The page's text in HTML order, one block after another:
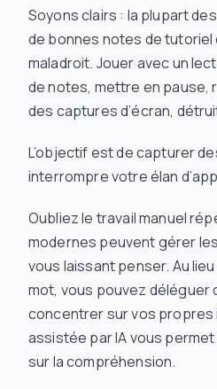
Soyons clairs : la plupart
de bonnes notes de
maladroit. Jouer avec un
de notes, mettre en pause,
des captures d’écran,
L’objectif est de capturer
interrompre votre élan
Oubliez le travail manuel
modernes peuvent gérer
vous laissant penser. Au
mot, vous pouvez
concentrer sur vos propres
assistée par IA vous
sur la compréhension.